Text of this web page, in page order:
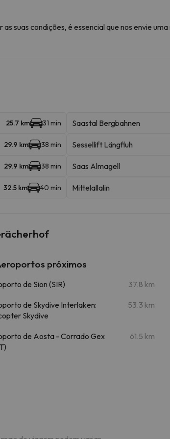
suas condições, é essencial que nos envie
25.7 km 31 min Saastal Bergbahnen
29.9 km 38 min Sessellift Längfluh
29.9 km 38 min Saas Almagell
32.5 km 40 min Mittelallalin
próximos
de Sion (SIR) 37.8 km
de Skydive Interlaken:
Skydive
53.3 km
de Aosta - Corrado Gex
61.5 km